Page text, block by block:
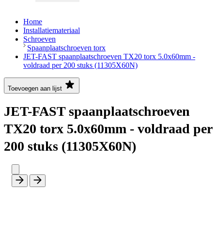
Home
Installatiemateriaal
Schroeven
Spaanplaatschroeven torx
JET-FAST spaanplaatschroeven TX20 torx 5.0x60mm -
voldraad per 200 stuks (11305X60N)
Toevoegen aan lijst
JET-FAST spaanplaatschroeven
TX20 torx 5.0x60mm - voldraad per
200 stuks (11305X60N)